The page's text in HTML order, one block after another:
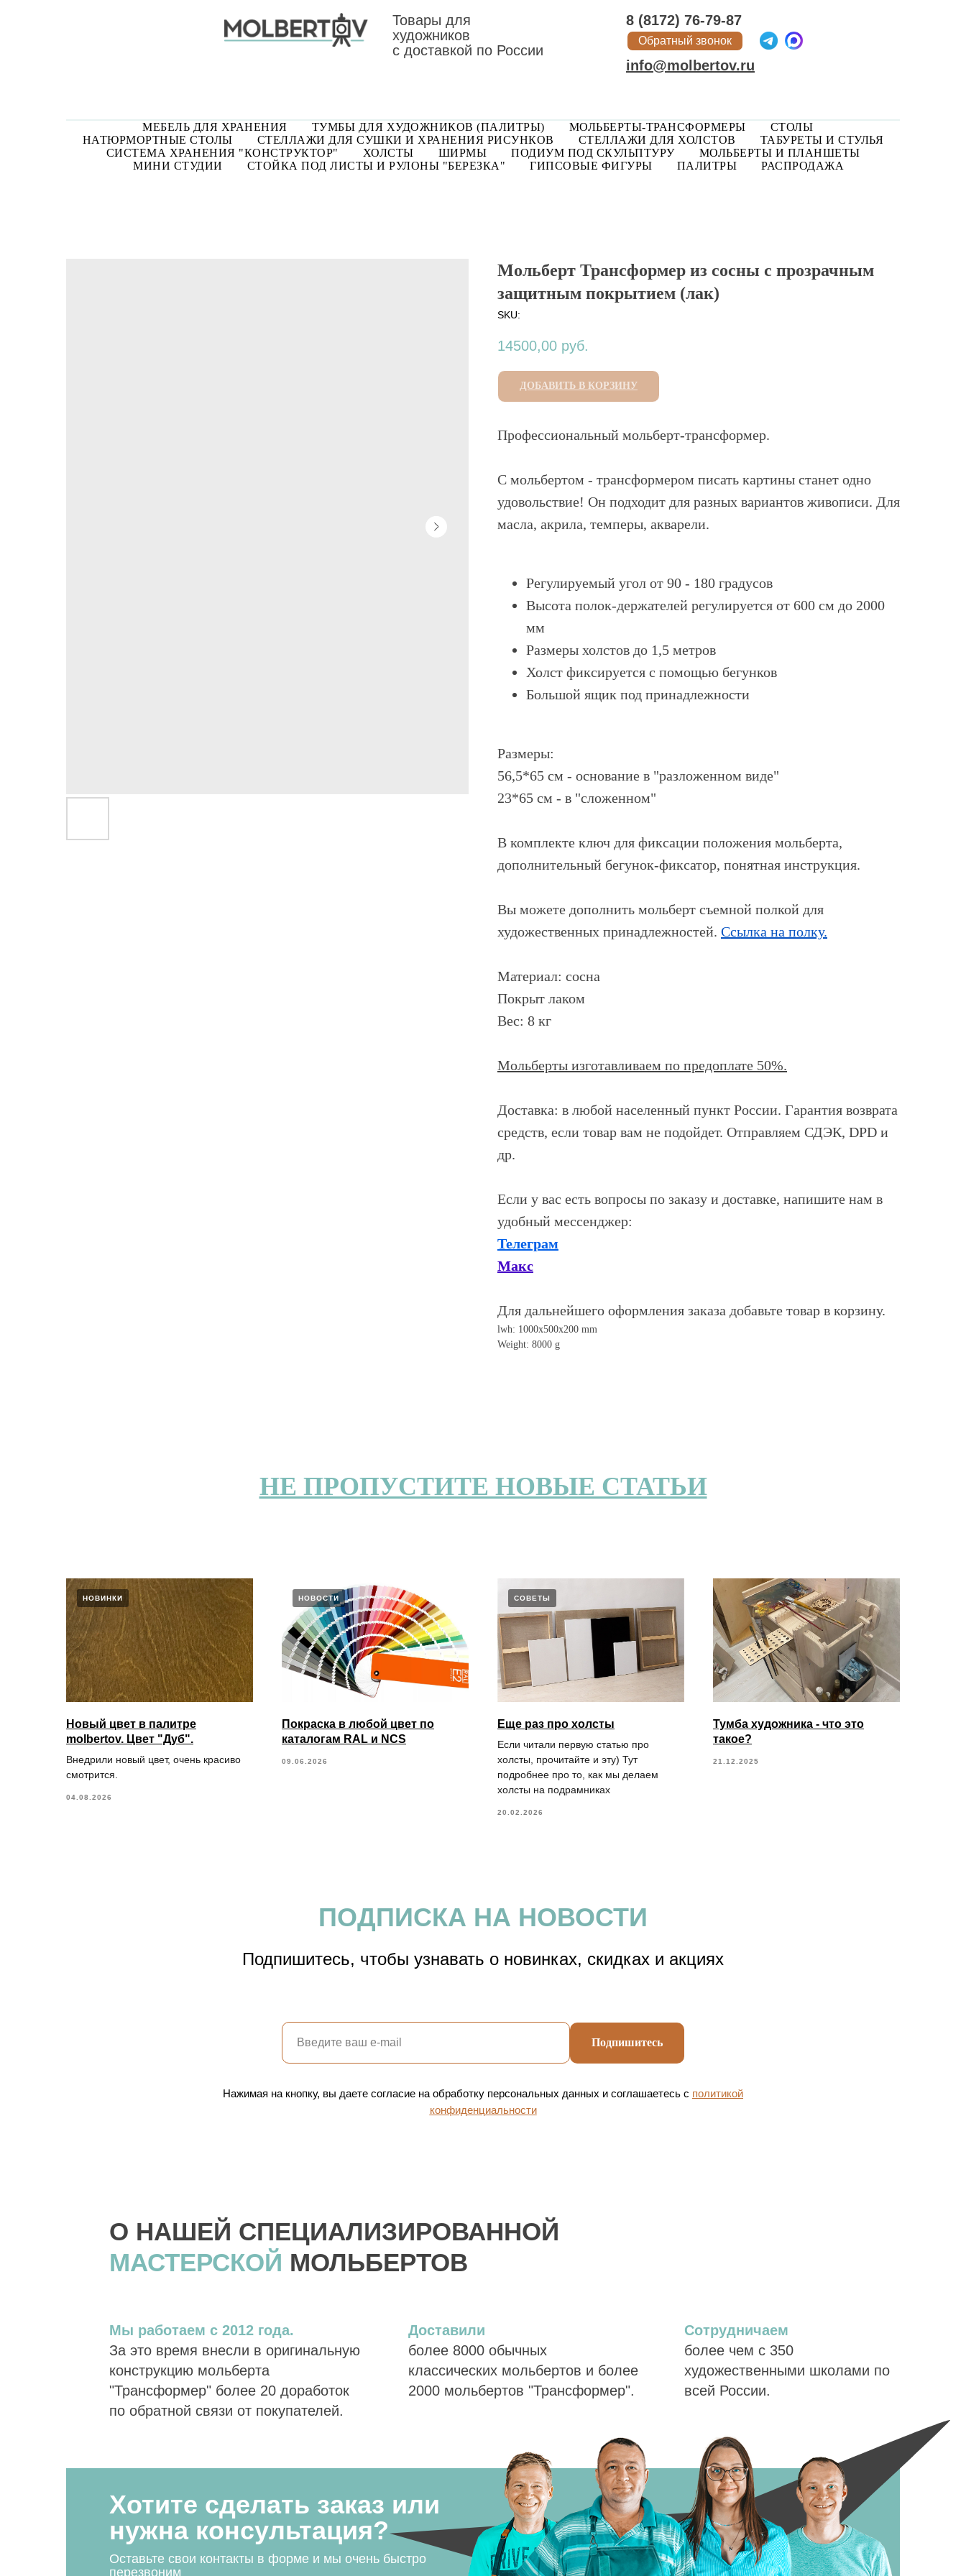
8 (8172) 76-79-87
Обратный звонок
Товары для
художников
с доставкой по России
info@molbertov.ru
МЕБЕЛЬ ДЛЯ ХРАНЕНИЯ ТУМБЫ ДЛЯ ХУДОЖНИКОВ (ПАЛИТРЫ) МОЛЬБЕРТЫ-ТРАНСФОРМЕРЫ
СТОЛЫ
НАТЮРМОРТНЫЕ СТОЛЫ
СТЕЛЛАЖИ ДЛЯ СУШКИ И ХРАНЕНИЯ РИСУНКОВ СТЕЛЛАЖИ ДЛЯ ХОЛСТОВ
ТАБУРЕТЫ И СТУЛЬЯ
СИСТЕМА ХРАНЕНИЯ "КОНСТРУКТОР"
ХОЛСТЫ ШИРМЫ ПОДИУМ ПОД СКУЛЬПТУРУ
МОЛЬБЕРТЫ И ПЛАНШЕТЫ
МИНИ СТУДИИ
СТОЙКА ПОД ЛИСТЫ И РУЛОНЫ "БЕРЕЗКА" ГИПСОВЫЕ ФИГУРЫ ПАЛИТРЫ РАСПРОДАЖА
Мольберт Трансформер из сосны с прозрачным
защитным покрытием (лак)
SKU:
14500,00 руб.
ДОБАВИТЬ В КОРЗИНУ
Профессиональный мольберт-трансформер.
С мольбертом - трансформером писать картины станет одно
удовольствие! Он подходит для разных вариантов живописи. Для
масла, акрила, темперы, акварели.
Регулируемый угол от 90 - 180 градусов
Высота полок-держателей регулируется от 600 см до 2000
мм
Размеры холстов до 1,5 метров
Холст фиксируется с помощью бегунков
Большой ящик под принадлежности
Размеры:
56,5*65 см - основание в "разложенном виде"
23*65 см - в "сложенном"
В комплекте ключ для фиксации положения мольберта,
дополнительный бегунок-фиксатор, понятная инструкция.
Вы можете дополнить мольберт съемной полкой для
художественных принадлежностей. Ссылка на полку.
Материал: сосна
Покрыт лаком
Вес: 8 кг
Мольберты изготавливаем по предоплате 50%.
Доставка: в любой населенный пункт России. Гарантия возврата
средств, если товар вам не подойдет. Отправляем СДЭК, DPD и
др.
Если у вас есть вопросы по заказу и доставке, напишите нам в
удобный мессенджер:
Телеграм
Макс
Для дальнейшего оформления заказа добавьте товар в корзину.
lwh: 1000x500x200 mm
Weight: 8000 g
НЕ ПРОПУСТИТЕ НОВЫЕ СТАТЬИ
НОВИНКИ
Новый цвет в палитре
molbertov. Цвет "Дуб".
Внедрили новый цвет, очень красиво
смотрится.
04.08.2026
НОВОСТИ
Покраска в любой цвет по
каталогам RAL и NCS
09.06.2026
СОВЕТЫ
Еще раз про холсты
Если читали первую статью про
холсты, прочитайте и эту) Тут
подробнее про то, как мы делаем
холсты на подрамниках
20.02.2026
Тумба художника - что это
такое?
21.12.2025
ПОДПИСКА НА НОВОСТИ
Подпишитесь, чтобы узнавать о новинках, скидках и акциях
Подпишитесь
Нажимая на кнопку, вы даете согласие на обработку персональных данных и соглашаетесь c политикой
конфиденциальности
О НАШЕЙ СПЕЦИАЛИЗИРОВАННОЙ
МАСТЕРСКОЙ МОЛЬБЕРТОВ
Мы работаем с 2012 года.
За это время внесли в оригинальную
конструкцию мольберта
"Трансформер" более 20 доработок
по обратной связи от покупателей.
Хотите сделать заказ или
нужна консультация?
Оставьте свои контакты в форме и мы очень быстро
перезвоним
Доставили
более 8000 обычных
классических мольбертов и более
2000 мольбертов "Трансформер".
Сотрудничаем
более чем с 350
художественными школами по
всей России.